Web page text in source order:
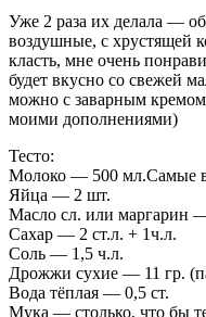
Уже 2 раза их делала —
воздушные, с хрустящей
класть, мне очень
будет вкусно со свежей
можно с заварным
моими дополнениями)
Тесто:
Молоко — 500 мл.Самые
Яйца — 2 шт.
Масло сл. или маргарин
Сахар — 2 ст.л. + 1ч.л.
Соль — 1,5 ч.л.
Дрожжи сухие — 11 гр.
Вода тёплая — 0,5 ст.
Мука — столько, что бы